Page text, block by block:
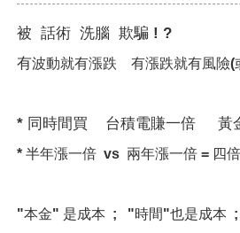
被 話術 洗腦 欺騙 ! ?
有波動就有漲跌 有漲跌就有風險(
* 同時間買 台積電賺一倍 黃
* 半年漲一倍 vs 兩年漲一倍 = 四
"本金" 是成本 ; "時間"也是成本 ;